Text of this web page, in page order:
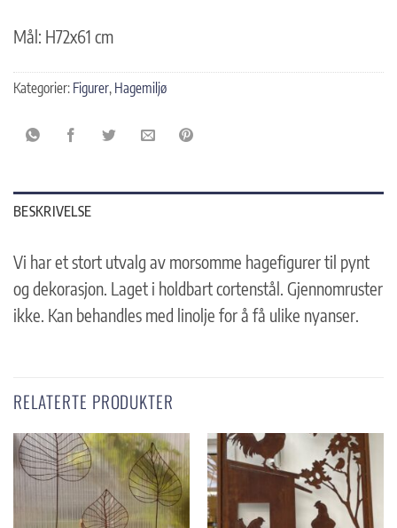
Mål: H72x61 cm
Kategorier: Figurer Hagemiljø
BESKRIVELSE
Vi har et stort utvalg av morsomme hagefigurer til pynt
og dekorasjon. Laget i holdbart cortenstål. Gjennomruster
ikke. Kan behandles med linolje for å få ulike nyanser.
RELATERTE PRODUKTER